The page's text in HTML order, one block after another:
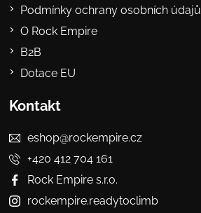
Podmínky ochrany osobních údajů
O Rock Empire
B2B
Dotace EU
Kontakt
eshop@rockempire.cz
+420 412 704 161
Rock Empire s.r.o.
rockempire.readytoclimb